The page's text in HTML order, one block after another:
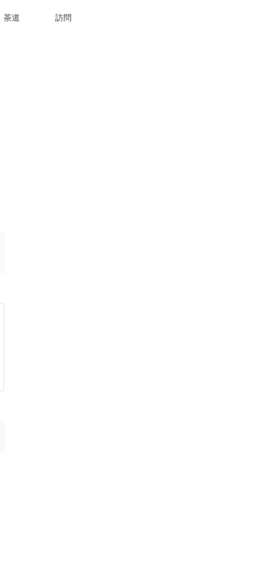
茶道 訪問